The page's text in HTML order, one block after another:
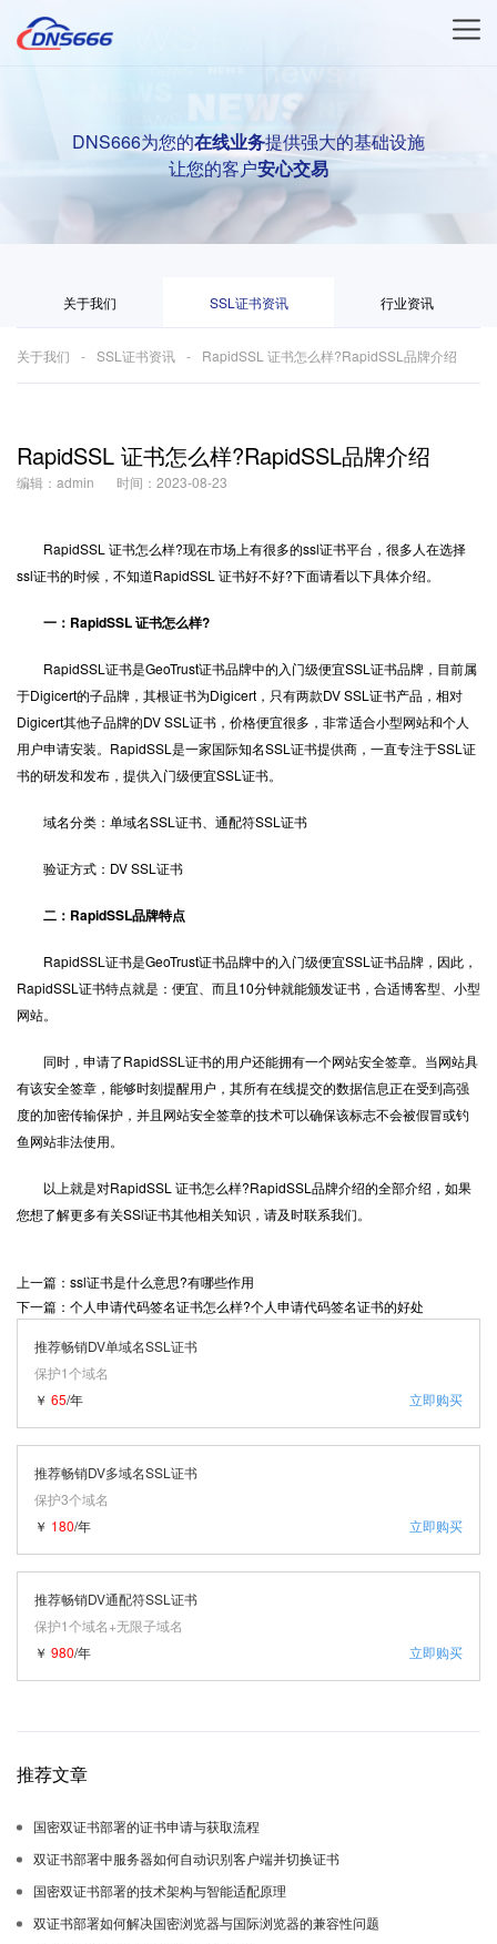
DNS666为您的在线业务提供强大的基础设施
让您的客户安心交易
关于我们 SSL证书资讯 行业资讯
关于我们 SSL证书资讯 RapidSSL 证书怎么样?RapidSSL品牌介绍
RapidSSL 证书怎么样?RapidSSL品牌介绍
编辑：admin 时间：2023-08-23
RapidSSL 证书怎么样?现在市场上有很多的ssl证书平台，很多人在选择
ssl证书的时候，不知道RapidSSL 证书好不好?下面请看以下具体介绍。
一：RapidSSL 证书怎么样?
RapidSSL证书是GeoTrust证书品牌中的入门级便宜SSL证书品牌，目前属
于Digicert的子品牌，其根证书为Digicert，只有两款DV SSL证书产品，相对
Digicert其他子品牌的DV SSL证书，价格便宜很多，非常适合小型网站和个人
用户申请安装。RapidSSL是一家国际知名SSL证书提供商，一直专注于SSL证
书的研发和发布，提供入门级便宜SSL证书。
域名分类：单域名SSL证书、通配符SSL证书
验证方式：DV SSL证书
二：RapidSSL品牌特点
RapidSSL证书是GeoTrust证书品牌中的入门级便宜SSL证书品牌，因此，
RapidSSL证书特点就是：便宜、而且10分钟就能颁发证书，合适博客型、小型
网站。
同时，申请了RapidSSL证书的用户还能拥有一个网站安全签章。当网站具
有该安全签章，能够时刻提醒用户，其所有在线提交的数据信息正在受到高强
度的加密传输保护，并且网站安全签章的技术可以确保该标志不会被假冒或钓
鱼网站非法使用。
以上就是对RapidSSL 证书怎么样?RapidSSL品牌介绍的全部介绍，如果
您想了解更多有关SSl证书其他相关知识，请及时联系我们。
上一篇：ssl证书是什么意思?有哪些作用
下一篇：个人申请代码签名证书怎么样?个人申请代码签名证书的好处
推荐畅销DV单域名SSL证书
保护1个域名
立即购买
￥ 65/年
推荐畅销DV多域名SSL证书
保护3个域名
立即购买
￥ 180/年
推荐畅销DV通配符SSL证书
保护1个域名+无限子域名
立即购买
￥ 980/年
推荐文章
国密双证书部署的证书申请与获取流程
双证书部署中服务器如何自动识别客户端并切换证书
国密双证书部署的技术架构与智能适配原理
双证书部署如何解决国密浏览器与国际浏览器的兼容性问题